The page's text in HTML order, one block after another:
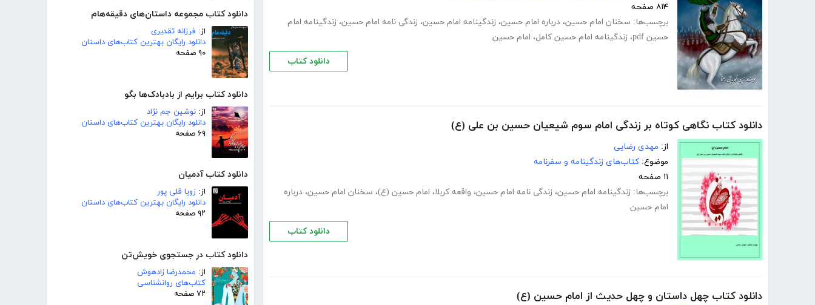
دانلود کتاب مجموعه داستان‌های دقیقه‌هام
از: فرزانه تقدیری
دانلود رایگان بهترین کتاب‌های داستان
۹۰ صفحه
دانلود کتاب برایم از بادبادک‌ها بگو
از: نوشین جم نژاد
دانلود رایگان بهترین کتاب‌های داستان
۶۹ صفحه
دانلود کتاب آدمیان
از: زویا قلی پور
دانلود رایگان بهترین کتاب‌های داستان
۹۲ صفحه
دانلود کتاب در جستجوی خویش‌تن
از: محمدرضا زادهوش
کتاب‌های روانشناسی
۷۲ صفحه
۸۱۴ صفحه
برچسب‌ها: سخنان امام حسین، درباره امام حسین، زندگینامه امام حسین، زندگی نامه امام حسین، زندگینامه امام
حسین pdf
، زندگینامه امام حسین کامل، امام حسین
دانلود کتاب
دانلود کتاب نگاهی کوتاه بر زندگی امام سوم شیعیان حسین بن علی (ع)
از: مهدی رضایی
موضوع: کتاب‌های زندگینامه و سفرنامه
۱۱ صفحه
برچسب‌ها: زندگینامه امام حسین، زندگی نامه امام حسین، واقعه کربلا، امام حسین (ع)، سخنان امام حسین، درباره
امام حسین
دانلود کتاب
دانلود کتاب چهل داستان و چهل حدیث از امام حسین (ع)